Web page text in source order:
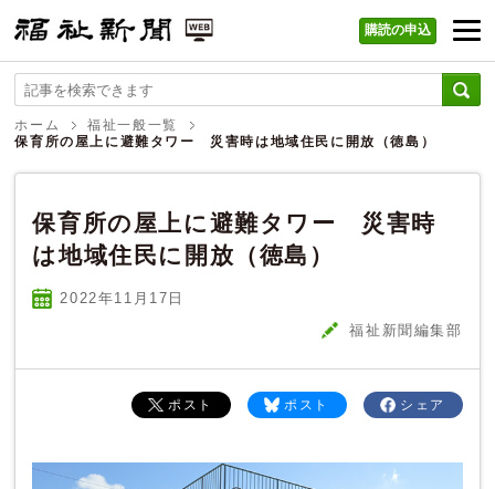
福祉新聞 WEB
購読の申込
ホーム
福祉一般一覧
保育所の屋上に避難タワー 災害時は地域住民に開放（徳島）
保育所の屋上に避難タワー 災害時
は地域住民に開放（徳島）
2022年11 月 17 日
福祉新聞編集部
シェア
ポスト
ポスト